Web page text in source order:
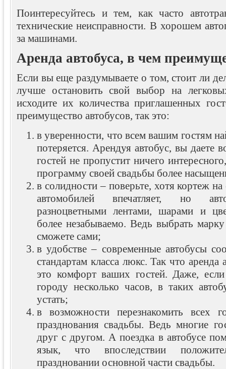
Поинтересуйтесь и тем, как часто
технические неисправности. В хорошем
за машинами.
Аренда автобуса, в чем
Если вы еще раздумываете о том, стоит ли
лучше остановить свой выбор на
исходите их количества приглашенных
преимущество автобусов, так это:
в уверенности, что всем вашим гостям
потеряется. Арендуя автобус, вы даете
гостей не пропустит ничего
программу своей свадьбы более
в солидности – поверьте, хотя кортеж
автомобилей впечатляет, но
разноцветными лентами, шарами и
более незабываемо. Ведь выбрать
сможете сами;
в удобстве – современные автобусы
стандартам класса люкс. Так что
это комфорт ваших гостей. Даже,
городу несколько часов, в таких
устать;
в возможности перезнакомить всех
празднования свадьбы. Ведь многие
друг с другом. А поездка в автобусе
язык, что впоследствии
праздновании основной части свадьбы.